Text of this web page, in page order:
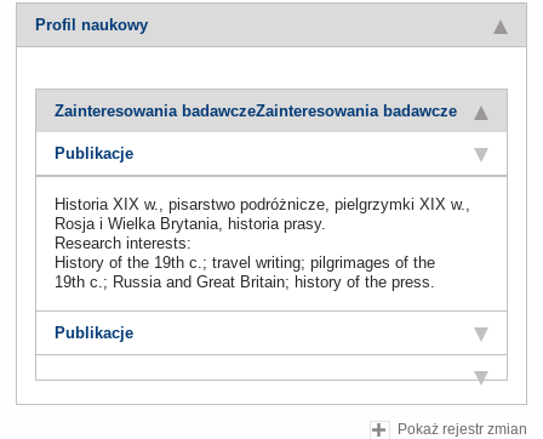
Profil naukowy
Zainteresowania badawczeZainteresowania badawcze
Publikacje
Historia XIX w., pisarstwo podróżnicze, pielgrzymki XIX w.,
Rosja i Wielka Brytania, historia prasy.
Research interests:
History of the 19th c.; travel writing; pilgrimages of the
19th c.; Russia and Great Britain; history of the press.
Publikacje
Pokaż rejestr zmian